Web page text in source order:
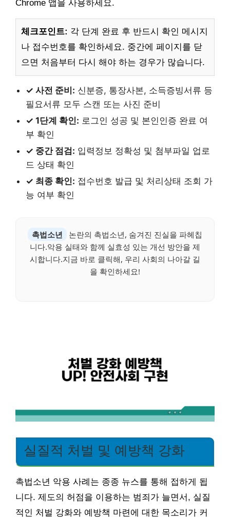
Chrome 앱을 사용하세요.
체크포인트: 각 단계 완료 후 반드시 확인 메시지
나 접수번호를 확인하세요. 중간에 페이지를 닫
으면 처음부터 다시 해야 하는 경우가 많습니다.
✓ 사전 준비: 신분증, 통장사본, 소득증빙서류 등
필요서류 모두 스캔 또는 사진 준비
✓ 1단계 확인: 로그인 성공 및 본인인증 완료 여
부 확인
✓ 중간 점검: 입력정보 정확성 및 첨부파일 업로
드 상태 확인
✓ 최종 확인: 접수번호 발급 및 처리상태 조회 가
능 여부 확인
촉법소년
논란의 촉법소년, 숨겨진 진실을 파헤칩
니다.악용 실태와 함께 실효성 있는 개선 방안을 제
시합니다.지금 바로 클릭해, 우리 사회의 나아갈 길
을 확인하세요!
실질적 처벌 및 예방책 강화
촉법소년 악용 사례는 종종 뉴스를 통해 접하게 됩
니다. 제도의 허점을 이용하는 범죄가 늘면서, 실질
적인 처벌 강화와 예방책 마련에 대한 목소리가 커